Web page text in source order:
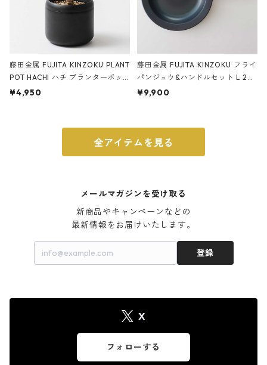
藤田金属 FUJITA KINZOKU PLANT
POT HACHI ハチ プランターポッ
ト 3号 ブラック
¥4,950
藤田金属 FUJITA KINZOKU フライ
パンジュウ&ハンドルセット L 24c
m ガス火・IH対応 鉄フライパン
¥9,900
全アイテムを見る
メールマガジンを受け取る
新商品やキャンペーンなどの
最新情報をお届けいたします。
登録
X
フォローする